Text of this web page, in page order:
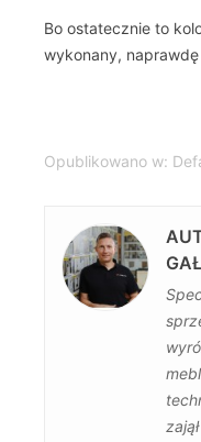
Bo ostatecznie to
wykonany,
Opublikowano w: